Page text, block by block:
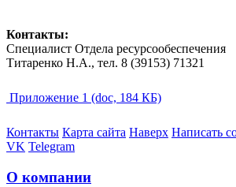
Контакты:
Специалист Отдела ресурсообеспечения
Титаренко Н.А., тел. 8 (39153) 71321
Приложение 1 (doc, 184 КБ)
Контакты Карта сайта Наверх Написать
VK Telegram
О компании